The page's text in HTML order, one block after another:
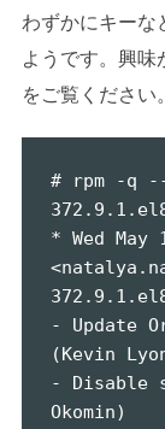
わずかにキーな
ようです。興味
をご覧ください。
# rpm -q
* Wed May
- Update
(Kevin
- Disable
Okomin)